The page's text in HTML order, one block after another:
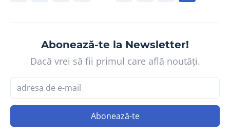
Abonează-te la Newsletter!
Dacă vrei să fii primul care află noutăți.
Abonează-te